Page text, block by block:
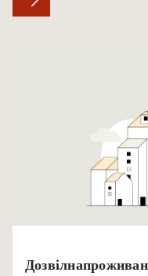
Дозвіл на